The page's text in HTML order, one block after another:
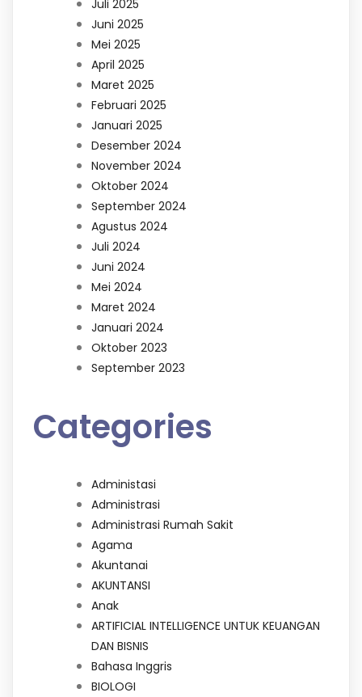
Juli 2025
Juni 2025
Mei 2025
April 2025
Maret 2025
Februari 2025
Januari 2025
Desember 2024
November 2024
Oktober 2024
September 2024
Agustus 2024
Juli 2024
Juni 2024
Mei 2024
Maret 2024
Januari 2024
Oktober 2023
September 2023
Categories
Administasi
Administrasi
Administrasi Rumah Sakit
Agama
Akuntanai
AKUNTANSI
Anak
ARTIFICIAL INTELLIGENCE UNTUK KEUANGAN
DAN BISNIS
Bahasa Inggris
BIOLOGI